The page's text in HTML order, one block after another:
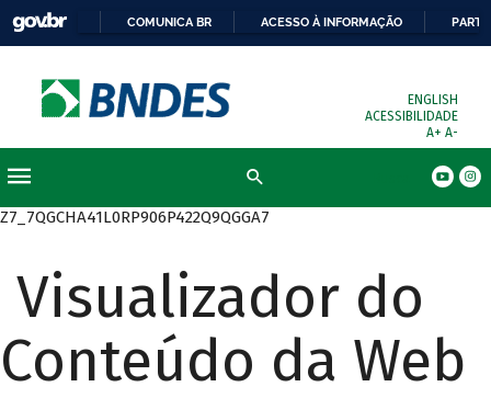
COMUNICA BR ACESSO À INFORMAÇÃO
ENGLISH
ACESSIBILIDADE
A+ A-
Z7_7QGCHA41L0RP906P422Q9QGGA7
Visualizador do
Conteúdo da Web